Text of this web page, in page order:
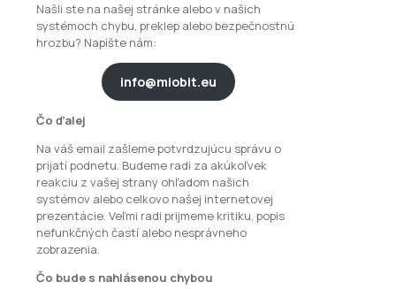
Našli ste na našej stránke alebo v našich
systémoch chybu, preklep alebo bezpečnostnú
hrozbu? Napíšte nám:
info@miobit.eu
Čo ďalej
Na váš email zašleme potvrdzujúcu správu o
prijatí podnetu. Budeme radi za akúkoľvek
reakciu z vašej strany ohľadom našich
systémov alebo celkovo našej internetovej
prezentácie. Veľmi radi prijmeme kritiku, popis
nefunkčných častí alebo nesprávneho
zobrazenia.
Čo bude s nahlásenou chybou